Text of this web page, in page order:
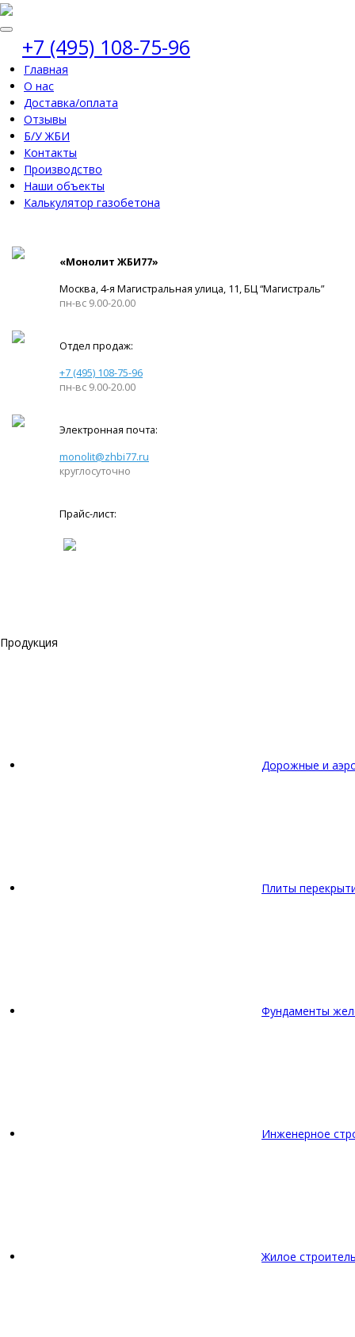
+7 (495) 108-75-96
Главная
О нас
Доставка/оплата
Отзывы
Б/У ЖБИ
Контакты
Производство
Наши объекты
Калькулятор газобетона
«Монолит ЖБИ77»
Москва, 4-я Магистральная улица, 11, ​БЦ “Магистраль”
пн-вс 9.00-20.00
Отдел продаж:
+7 (495) 108-75-96
пн-вс 9.00-20.00
Электронная почта:
monolit@zhbi77.ru
круглосуточно
Прайс-лист:
Продукция
Дорожные и
Плиты
Фундаменты
Инженерное
Жилое